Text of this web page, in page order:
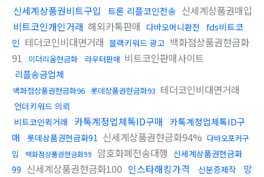
신세계상품권비트구입 트론 리플코인전송 신세계상품권매입
비트코인개인거래 해외카톡판매 다바오머니환전 fds비트코
인 테더코인비대면거래 블랙키워드 광고 백화점상품권현금화
91
이더리움현금화 라우터판매 비트코인판매사이트
리플송금업체
백화점상품권현금화96 롯데상품권현금화93 테더코인비대면거래
언더키워드 의뢰
비트코인퀵거래
카톡계정업체톡ID구매
카톡계정업체톡ID구
매
롯데상품권현금화91 신세계상품권현금화94% 다바오포커구
입
백화점상품권현금화99 암호화폐전송대행 신세계상품권현금화
99 신세계상품권현금화100 인스타해킹가격 신분증제작
망